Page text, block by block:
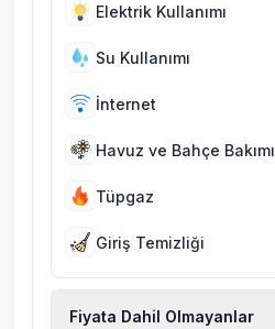
Elektrik Kullanımı
Su Kullanımı
İnternet
Havuz ve Bahçe Bakımı
Tüpgaz
Giriş Temizliği
Fiyata Dahil Olmayanlar